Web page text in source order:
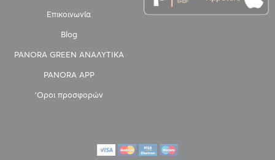
Επικοινωνία
Blog
PANORA GREEN ΑΝΑΛΥΤΙΚΑ
PANORA APP
'Οροι προσφορών